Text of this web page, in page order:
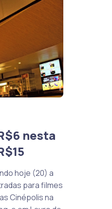
nesta
hoje (20) a
para filmes
Cinépolis na